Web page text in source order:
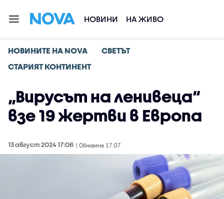
НОВИНИ НА ЖИВО
НОВИНИТЕ НА NOVA
СВЕТЪТ
СТАРИЯТ КОНТИНЕНТ
„Вирусът на ленивецa“
взе 19 жертви в Европа
13 август 2024 17:06 | Обновена 17:07